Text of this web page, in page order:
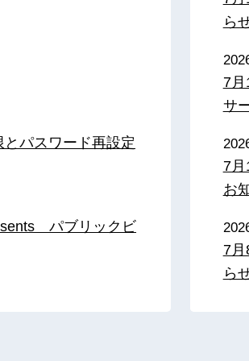
パスワード再設定
パブリックビ
ら
7
サ
7
お
7
ら